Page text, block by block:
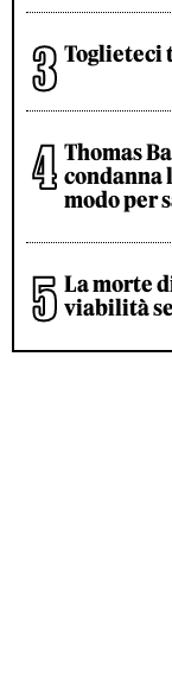
Toglieteci
Thomas
condanna
modo per
La morte
viabilità